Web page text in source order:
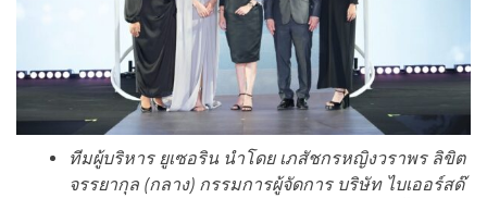
ทีมผู้บริหาร ยูเซอริน นำโดย เภสัชกรหญิงวราพร ลิขิต
จรรยากุล (กลาง) กรรมการผู้จัดการ บริษัท ไบเออร์สด๊